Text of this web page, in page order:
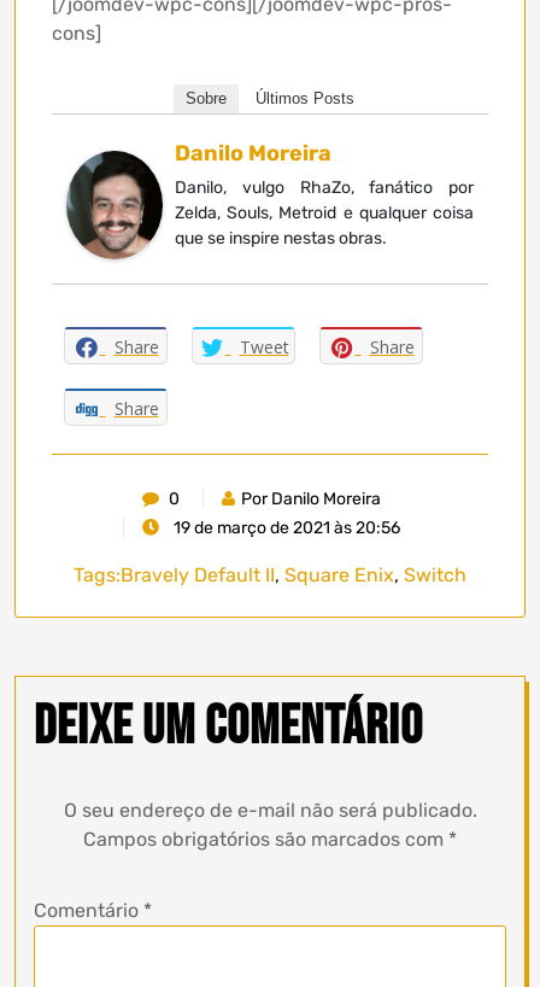
[/joomdev-wpc-cons][/joomdev-wpc-pros-
cons]
Sobre Últimos Posts
Danilo Moreira
Danilo, vulgo RhaZo, fanático por
Zelda, Souls, Metroid e qualquer coisa
que se inspire nestas obras.
Share Tweet Share
Share
0
Por Danilo Moreira
19 de março de 2021 às 20:56
Tags:Bravely Default II, Square Enix, Switch
Deixe um comentário
O seu endereço de e-mail não será publicado.
Campos obrigatórios são marcados com *
Comentário *